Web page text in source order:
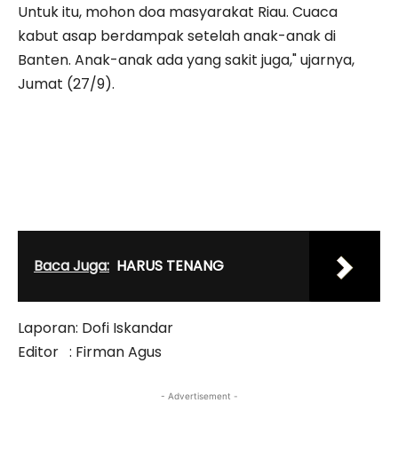
Untuk itu, mohon doa masyarakat Riau. Cuaca
kabut asap berdampak setelah anak-anak di
Banten. Anak-anak ada yang sakit juga," ujarnya,
Jumat (27/9).
Baca Juga: HARUS TENANG
Laporan: Dofi Iskandar
Editor : Firman Agus
- Advertisement -